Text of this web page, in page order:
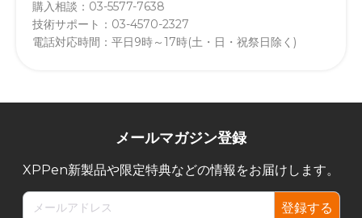
購入相談： 03-5577-7638
技術サポート： 03-4570-2327
電話対応時間：平日9時～17時(土・日・祝祭日除く)
メールマガジン登録
XPPen新製品や限定特典などの情報をお届けします。
登録する